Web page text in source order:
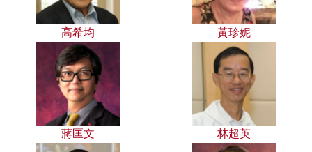
高希均 黃珍妮
蔣匡文 林超英